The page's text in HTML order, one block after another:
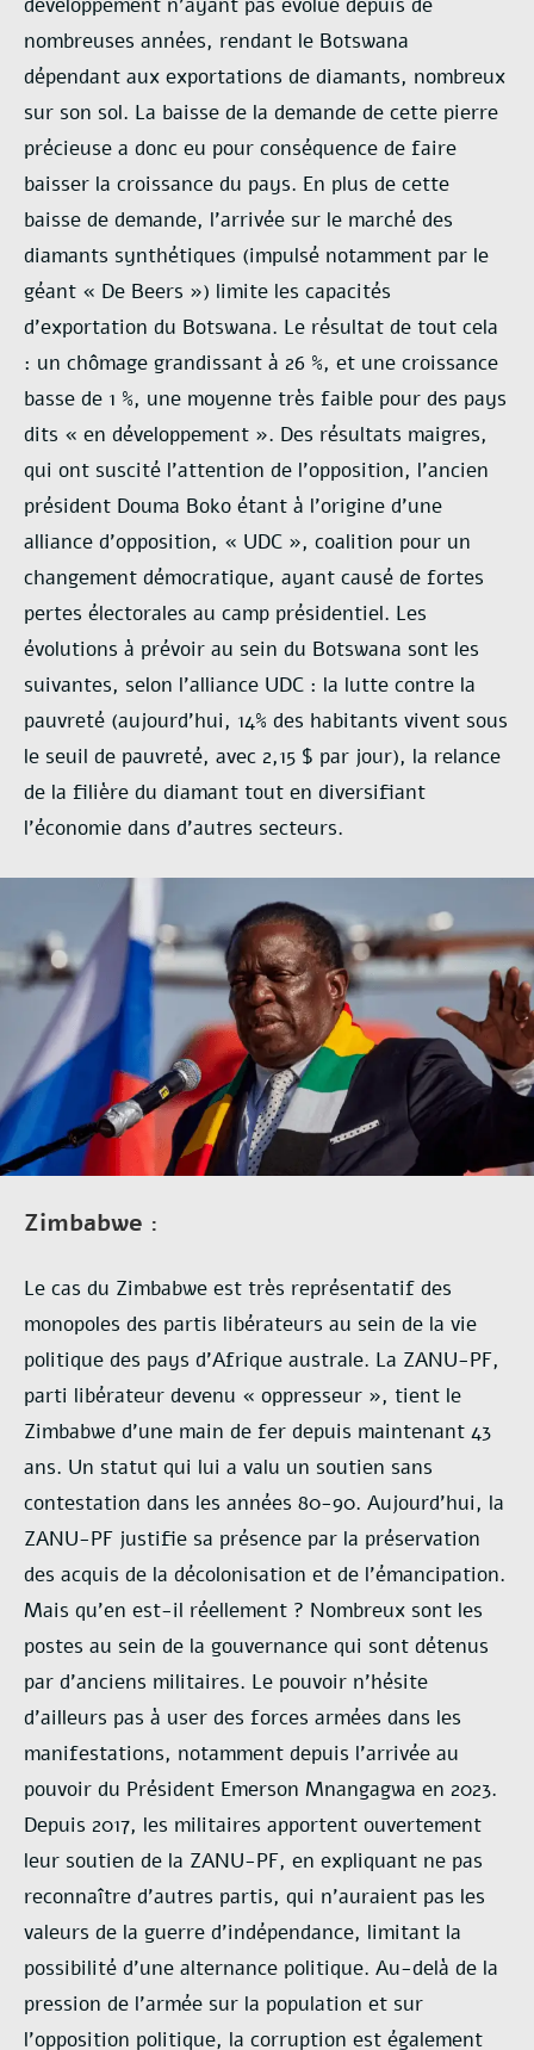
développement n’ayant pas évolué depuis de
nombreuses années, rendant le Botswana
dépendant aux exportations de diamants, nombreux
sur son sol. La baisse de la demande de cette pierre
précieuse a donc eu pour conséquence de faire
baisser la croissance du pays. En plus de cette
baisse de demande, l’arrivée sur le marché des
diamants synthétiques (impulsé notamment par le
géant « De Beers ») limite les capacités
d’exportation du Botswana. Le résultat de tout cela
: un chômage grandissant à 26 %, et une croissance
basse de 1 %, une moyenne très faible pour des pays
dits « en développement ». Des résultats maigres,
qui ont suscité l’attention de l’opposition, l’ancien
président Douma Boko étant à l’origine d’une
alliance d’opposition, « UDC », coalition pour un
changement démocratique, ayant causé de fortes
pertes électorales au camp présidentiel. Les
évolutions à prévoir au sein du Botswana sont les
suivantes, selon l’alliance UDC : la lutte contre la
pauvreté (aujourd’hui, 14% des habitants vivent sous
le seuil de pauvreté, avec 2,15 $ par jour), la relance
de la filière du diamant tout en diversifiant
l’économie dans d’autres secteurs.
Zimbabwe :
Le cas du Zimbabwe est très représentatif des
monopoles des partis libérateurs au sein de la vie
politique des pays d’Afrique australe. La ZANU-PF,
parti libérateur devenu « oppresseur », tient le
Zimbabwe d’une main de fer depuis maintenant 43
ans. Un statut qui lui a valu un soutien sans
contestation dans les années 80-90. Aujourd’hui, la
ZANU-PF justifie sa présence par la préservation
des acquis de la décolonisation et de l’émancipation.
Mais qu’en est-il réellement ? Nombreux sont les
postes au sein de la gouvernance qui sont détenus
par d’anciens militaires. Le pouvoir n’hésite
d’ailleurs pas à user des forces armées dans les
manifestations, notamment depuis l’arrivée au
pouvoir du Président Emerson Mnangagwa en 2023.
Depuis 2017, les militaires apportent ouvertement
leur soutien de la ZANU-PF, en expliquant ne pas
reconnaître d’autres partis, qui n’auraient pas les
valeurs de la guerre d’indépendance, limitant la
possibilité d’une alternance politique. Au-delà de la
pression de l’armée sur la population et sur
l’opposition politique, la corruption est également